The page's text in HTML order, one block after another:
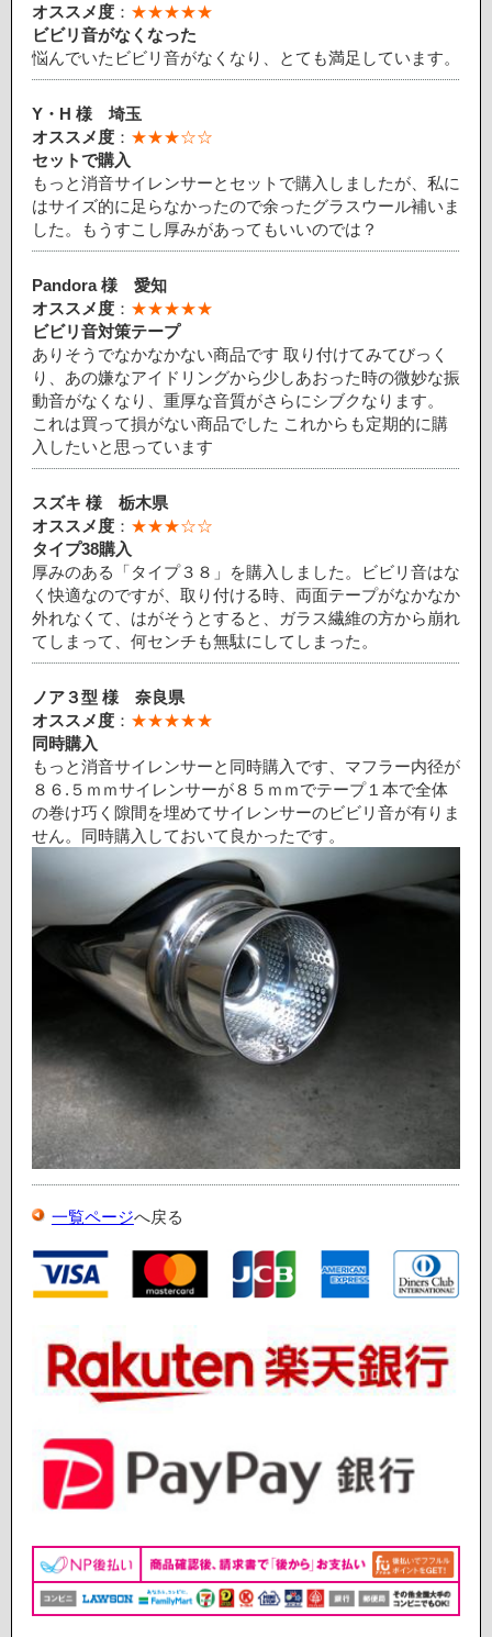
オススメ度： ★★★★★
ビビリ音がなくなった
悩んでいたビビリ音がなくなり、とても満足しています。
Y・H 様
埼玉
オススメ度： ★★★☆☆
セットで購入
もっと消音サイレンサーとセットで購入しましたが、私に
はサイズ的に足らなかったので余ったグラスウール補いま
した。もうすこし厚みがあってもいいのでは？
Pandora 様
愛知
オススメ度： ★★★★★
ビビリ音対策テープ
ありそうでなかなかない商品です 取り付けてみてびっく
り、あの嫌なアイドリングから少しあおった時の微妙な振
動音がなくなり、重厚な音質がさらにシブクなります。
これは買って損がない商品でした これからも定期的に購
入したいと思っています
スズキ 様
栃木県
オススメ度： ★★★☆☆
タイプ38購入
厚みのある「タイプ３８」を購入しました。ビビリ音はな
く快適なのですが、取り付ける時、両面テープがなかなか
外れなくて、はがそうとすると、ガラス繊維の方から崩れ
てしまって、何センチも無駄にしてしまった。
ノア３型 様
奈良県
オススメ度： ★★★★★
同時購入
もっと消音サイレンサーと同時購入です、マフラー内径が
８６.５ｍｍサイレンサーが８５ｍｍでテープ１本で全体
の巻け巧く隙間を埋めてサイレンサーのビビリ音が有りま
せん。同時購入しておいて良かったです。
一覧ページへ戻る